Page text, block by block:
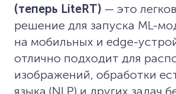
(теперь LiteRT) — это
решение для запуска ML-
на мобильных и edge-
отлично подходит для
изображений, обработки
языка (NLP) и других задач